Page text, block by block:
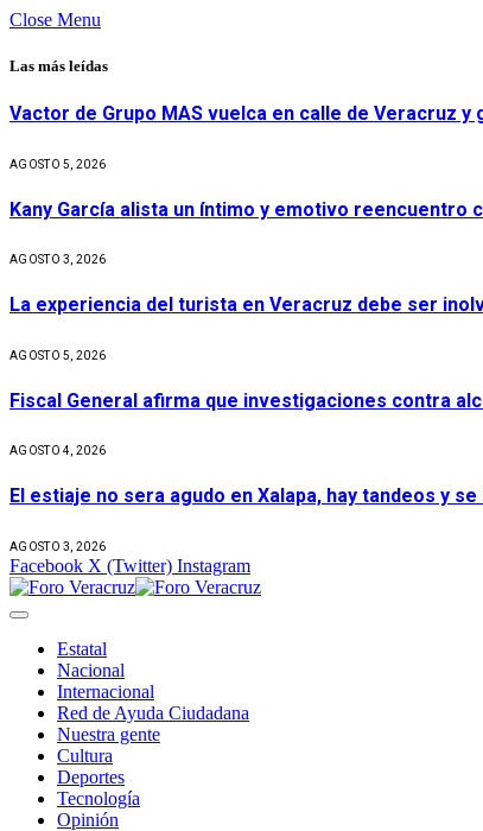
Close Menu
Las más leídas
Vactor de Grupo MAS vuelca en calle de Veracruz y
AGOSTO 5, 2026
Kany García alista un íntimo y emotivo reencuentro
AGOSTO 3, 2026
La experiencia del turista en Veracruz debe ser
AGOSTO 5, 2026
Fiscal General afirma que investigaciones contra
AGOSTO 4, 2026
El estiaje no sera agudo en Xalapa, hay tandeos y
AGOSTO 3, 2026
Facebook X (Twitter) Instagram
Estatal
Nacional
Internacional
Red de Ayuda Ciudadana
Nuestra gente
Cultura
Deportes
Tecnología
Opinión